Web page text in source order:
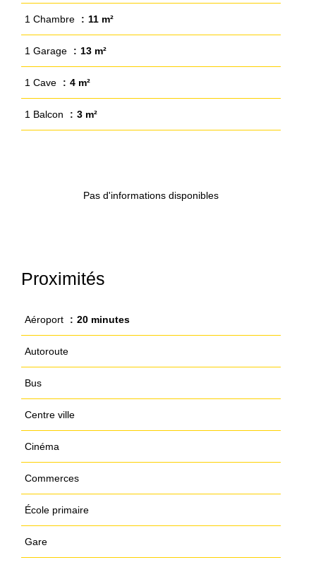
1 Chambre 11 m²
1 Garage 13 m²
1 Cave 4 m²
1 Balcon 3 m²
Pas d'informations disponibles
Proximités
Aéroport 20 minutes
Autoroute
Bus
Centre ville
Cinéma
Commerces
École primaire
Gare